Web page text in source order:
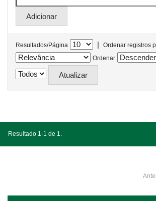
Resultados/Página |
Ordenar registros
Ordenar
Resultado 1-1 de 1.